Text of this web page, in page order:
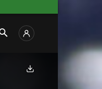
Скачать фото